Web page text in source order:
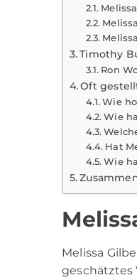
Timothy
Ron
Oft
Wie
Wie
Hat
Wie
Melissa
geschätztes